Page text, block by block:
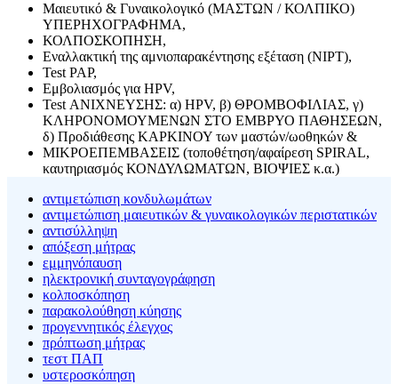
Μαιευτικό & Γυναικολογικό (ΜΑΣΤΩΝ / ΚΟΛΠΙΚΟ)
ΥΠΕΡΗΧΟΓΡΑΦΗΜΑ,
ΚΟΛΠΟΣΚΟΠΗΣΗ,
Εναλλακτική της αμνιοπαρακέντησης εξέταση (NIPΤ),
Test ΡΑΡ,
Εμβολιασμός για HPV,
Test ΑΝΙΧΝΕΥΣΗΣ: α) HPV, β) ΘΡΟΜΒΟΦΙΛΙΑΣ, γ)
ΚΛΗΡΟΝΟΜΟΥΜΕΝΩΝ ΣΤΟ ΕΜΒΡΥΟ ΠΑΘΗΣΕΩΝ,
δ) Προδιάθεσης ΚΑΡΚΙΝΟΥ των μαστών/ωοθηκών &
ΜΙΚΡΟΕΠΕΜΒΑΣΕΙΣ (τοποθέτηση/αφαίρεση SPIRAL,
καυτηριασμός ΚΟΝΔΥΛΩΜΑΤΩΝ, ΒΙΟΨΙΕΣ κ.α.)
αντιμετώπιση κονδυλωμάτων
αντιμετώπιση μαιευτικών & γυναικολογικών περιστατικών
αντισύλληψη
απόξεση μήτρας
εμμηνόπαυση
ηλεκτρονική συνταγογράφηση
κολποσκόπηση
παρακολούθηση κύησης
προγεννητικός έλεγχος
πρόπτωση μήτρας
τεστ ΠΑΠ
υστεροσκόπηση